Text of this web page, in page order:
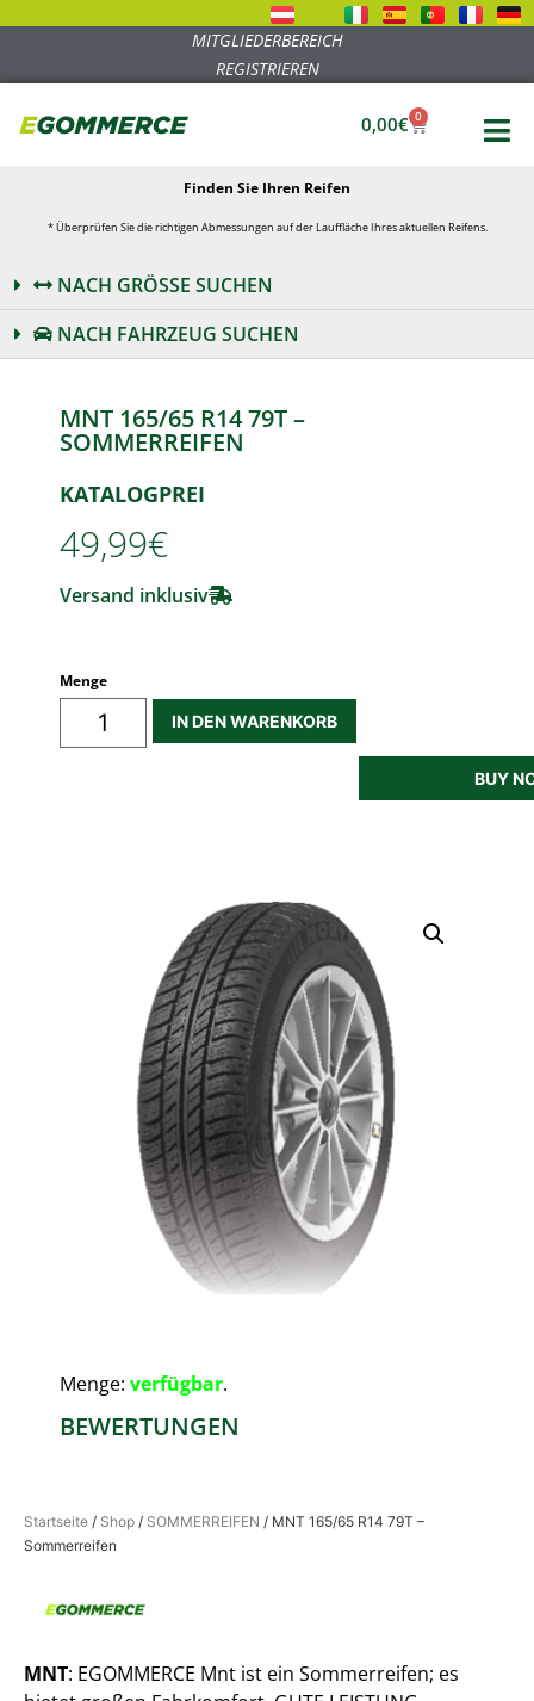
MITGLIEDERBEREICH
REGISTRIEREN
0,00€ 0
Finden Sie Ihren Reifen
* Überprüfen Sie die richtigen Abmessungen auf der Lauffläche Ihres aktuellen Reifens.
NACH GRÖSSE SUCHEN
NACH FAHRZEUG SUCHEN
Startseite / Shop / SOMMERREIFEN / MNT 165/65 R14 79T –
Sommerreifen
MNT: EGOMMERCE Mnt ist ein Sommerreifen; es
MNT 165/65 R14 79T –
SOMMERREIFEN
KATALOGPREI
49,99€
Versand inklusiv
Menge
IN DEN WARENKORB
BUY
Menge: verfügbar.
BEWERTUNGEN